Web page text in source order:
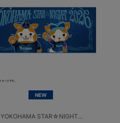
NEW
YOKOHAMA STAR☆NIGHT...